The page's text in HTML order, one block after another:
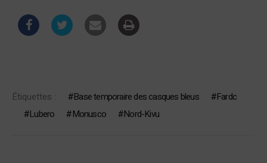
Étiquettes : Base temporaire des casques bleus
Fardc
Lubero
Monusco Nord-Kivu